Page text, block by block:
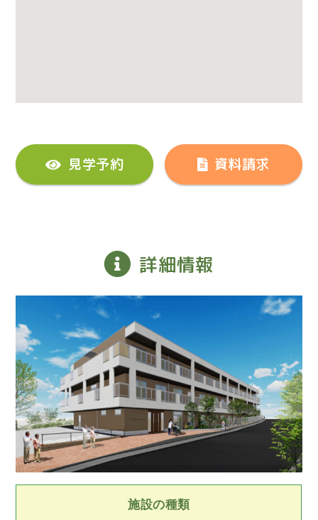
見学予約 資料請求
詳細情報
施設の種類